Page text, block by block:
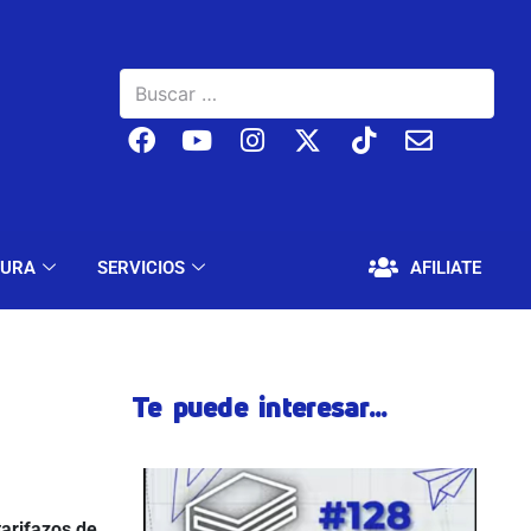
SERVICIOS AFILIATE
EDUCACIÓN Y CULTURA SERVICIOS
Te puede interesar...